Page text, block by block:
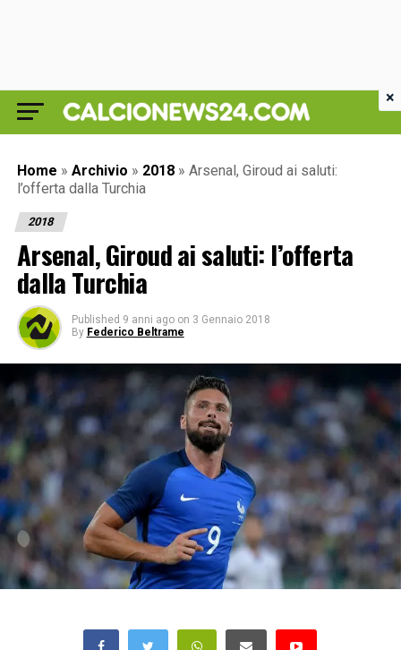
Home » Archivio » 2018 » Arsenal, Giroud ai saluti:
l’offerta dalla Turchia
2018
Arsenal, Giroud ai saluti: l’offerta
dalla Turchia
Published 9 anni ago on 3 Gennaio 2018
By Federico Beltrame
×